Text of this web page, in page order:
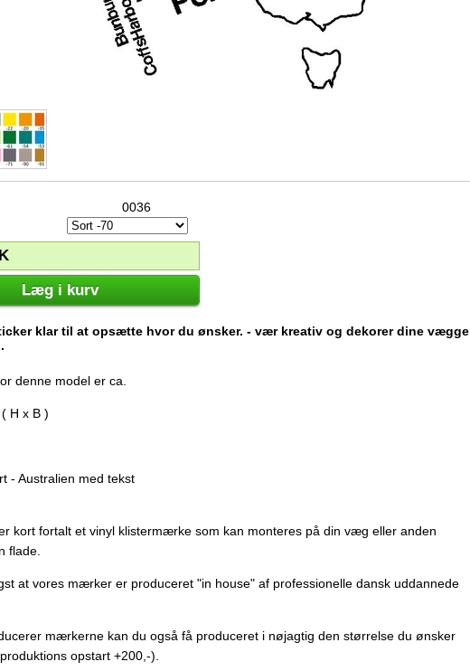
0036
Læg i kurv
klar til at opsætte hvor du ønsker. - vær kreativ og dekorer dine vægge
denne model er ca.
( H x B )
- Australien med tekst
kort fortalt et vinyl klistermærke som kan monteres på din væg eller anden
flade.
at vores mærker er produceret "in house" af professionelle dansk uddannede
mærkerne kan du også få produceret i nøjagtig den størrelse du ønsker
opstart +200,-).